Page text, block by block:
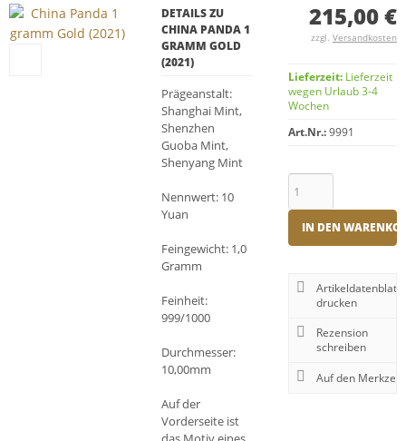
DETAILS ZU
CHINA PANDA 1
GRAMM GOLD
(2021)
Prägeanstalt:
Shanghai Mint,
Shenzhen
Guoba Mint,
Shenyang Mint
Nennwert: 10
Yuan
Feingewicht: 1,0
Gramm
Feinheit:
999/1000
Durchmesser:
10,00mm
Auf der
Vorderseite ist
215,00 €
zzgl. Versandkosten
Lieferzeit: Lieferzeit
wegen Urlaub 3-4
Wochen
Art.Nr.:9991
IN DEN
Artikeldatenblatt
drucken
Rezension
schreiben